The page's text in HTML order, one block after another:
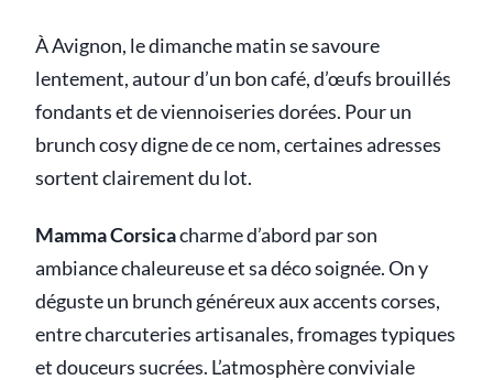
À Avignon, le dimanche matin se savoure
lentement, autour d’un bon café, d’œufs brouillés
fondants et de viennoiseries dorées. Pour un
brunch cosy digne de ce nom, certaines adresses
sortent clairement du lot.
Mamma Corsicacharme d’abord par son
ambiance chaleureuse et sa déco soignée. On y
déguste un brunch généreux aux accents corses,
entre charcuteries artisanales, fromages typiques
et douceurs sucrées. L’atmosphère conviviale